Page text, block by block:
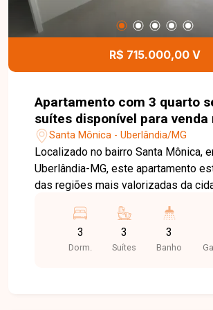
Uberlândia. Entre em contato e
R$ 715.000,00 V
Apartamento com 3 quarto
suítes disponível para venda
Santa Mônica em Uberlânida-
Santa Mônica - Uberlândia/MG
Localizado no bairro Santa Mônica,
Uberlândia-MG, este apartamento
das regiões mais valorizadas da
principais vias e proximidade com
supermercados, escolas, farmácias,
e diversos comércios e serviços,
3
Dorm.
3
Suítes
3
Banho